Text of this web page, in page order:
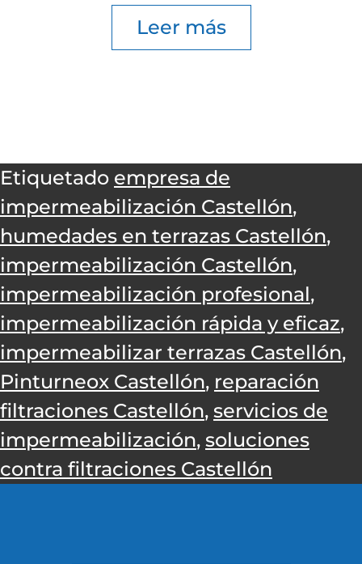
Leer más
Etiquetado empresa de
impermeabilización Castellón,
humedades en terrazas Castellón,
impermeabilización Castellón,
impermeabilización profesional,
impermeabilización rápida y eficaz,
impermeabilizar terrazas Castellón,
Pinturneox Castellón, reparación
filtraciones Castellón, servicios de
impermeabilización, soluciones
contra filtraciones Castellón